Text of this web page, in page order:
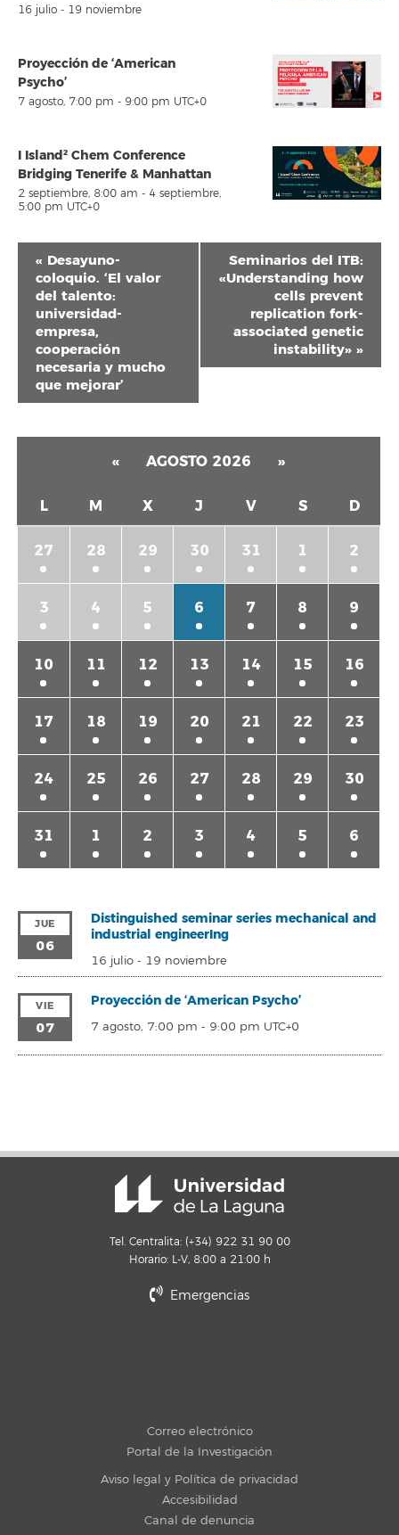
16 julio - 19 noviembre
Proyección de ‘American
Psycho’
7 agosto, 7:00 pm - 9:00 pm UTC+0
I Island² Chem Conference
Bridging Tenerife & Manhattan
2 septiembre, 8:00 am - 4 septiembre,
5:00 pm UTC+0
Navegación
del
Evento
« Desayuno-
coloquio. ‘El valor
del talento:
universidad-
empresa,
cooperación
necesaria y mucho
que mejorar’
Seminarios del ITB:
«Understanding how
cells prevent
replication fork-
associated genetic
instability» »
« AGOSTO 2026 »
L M X J V S D
27 28 29 30 31 1 2
3 4 5 6 7 8 9
10 11 12 13 14 15 16
17 18 19 20 21 22 23
24 25 26 27 28 29 30
31 1 2 3 4 5 6
JUE
06
Distinguished seminar series mechanical and
industrial engineerIng
16 julio- 19 noviembre
VIE
07
Proyección de ‘American Psycho’
7 agosto, 7:00 pm - 9:00 pm UTC+0
Tel. Centralita: (+34) 922 31 90 00
Horario: L-V, 8:00 a 21:00 h
Emergencias
Correo electrónico
Portal de la Investigación
Aviso legal y Política de privacidad
Accesibilidad
Canal de denuncia